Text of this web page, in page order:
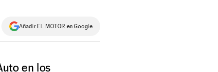
Añadir EL MOTOR en Google
en los